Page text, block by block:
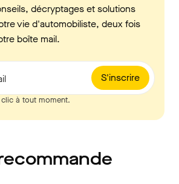
décryptages et solutions
vie d'automobiliste, deux fois
boîte mail.
S'inscrire
à tout moment.